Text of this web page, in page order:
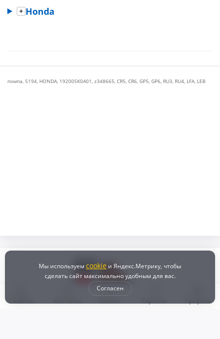
Honda
помпа, 5194, HONDA, 192005K0A01, z348665, CR5, CR6, GP5, GP6, RU3, RU4, LFA, LEB
Мы используем cookie и Яндекс.Метрику, чтобы
сделать сайт максимально удобным для вас.
Согласен